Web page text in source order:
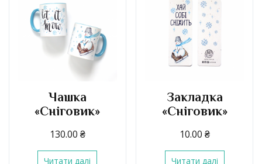
Чашка
«Сніговик»
130.00 ₴
Читати далі
Закладка
«Сніговик»
10.00 ₴
Читати далі